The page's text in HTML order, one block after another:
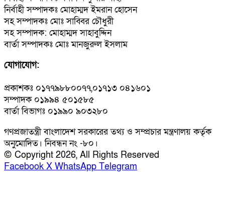
নির্বাহী সম্পাদকঃ মোহাম্মদ ইমরান হোসেন
সহ সম্পাদকঃ মোঃ সাব্বির চৌধুরী
সহ সম্পাদক: মোহাম্মদ সাহাবুদ্দিন
বার্তা সম্পাদকঃ মোঃ মানজুরুল ইসলাম
যোগাযোগ:
প্রকাশকঃ ০১৭৭৯৮৮০০৭৭,০১৭১৩ ০৪১৬০১
সম্পাদক ০১৯৯৪ ৫০১৫৮৫
বার্তা বিভাগঃ ০১৯৯০ ৯০৩২৮০
গণপ্রজাতন্ত্রী বাংলাদেশ সরকারের তথ্য ও সম্প্রচার মন্ত্রণালয় কর্তৃক
অনুমোদিত। নিবন্ধন নং -৮০।
© Copyright 2026, All Rights Reserved
Facebook X WhatsApp Telegram